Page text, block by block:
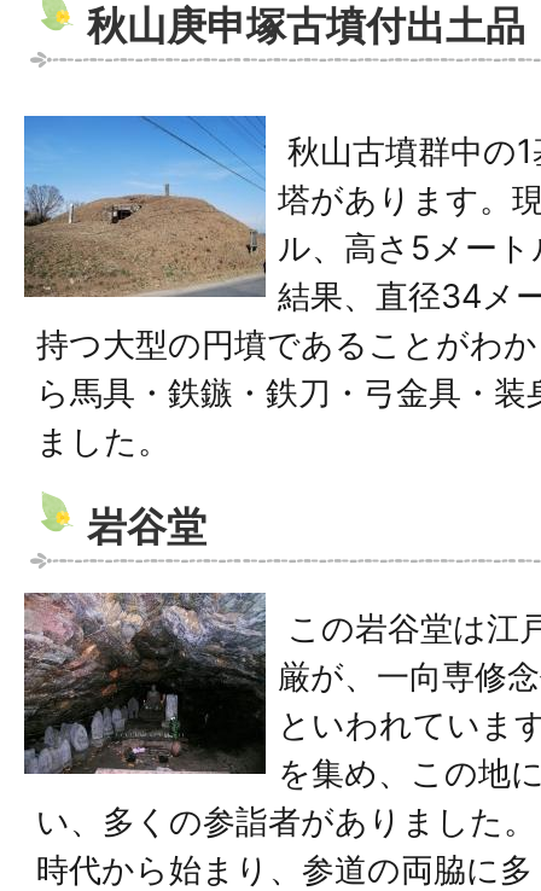
秋山庚申塚古墳付出土品
秋山古墳群中の
塔があります。
ル、高さ5メー
結果、直径34メ
持つ大型の円墳であることがわ
ら馬具・鉄鏃・鉄刀・弓金具・
ました。
岩谷堂
この岩谷堂は江
厳が、一向専修
といわれていま
を集め、この地
い、多くの参詣者がありました
時代から始まり、参道の両脇に